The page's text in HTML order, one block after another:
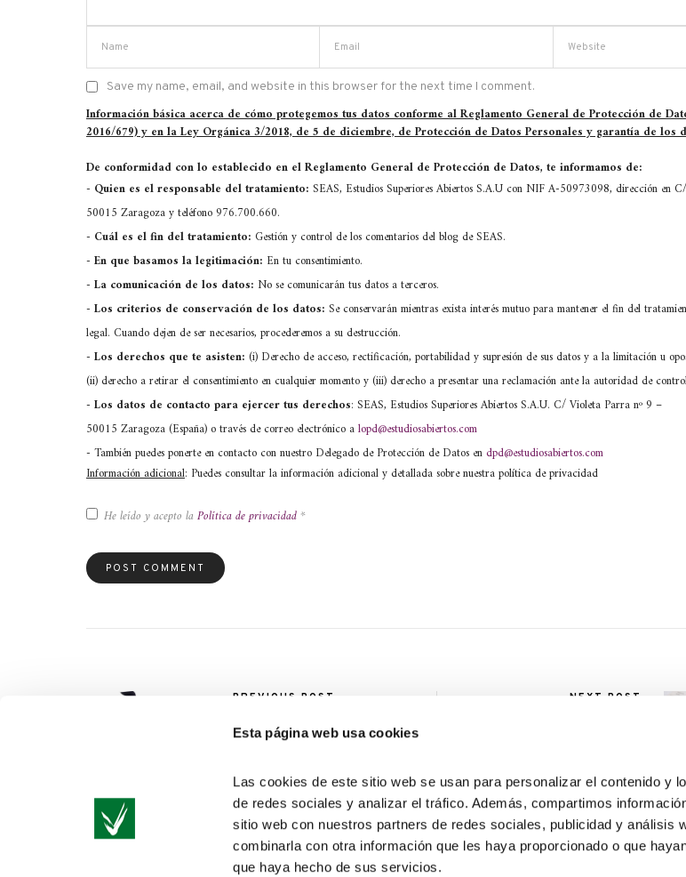
Esta página web usa cookies
Las cookies de este sitio web se usan para personalizar el contenido y
de redes sociales y analizar el tráfico. Además, compartimos
sitio web con nuestros partners de redes sociales, publicidad y análisis
combinarla con otra información que les haya proporcionado o que
que haya hecho de sus servicios.
Save my name, email, and website in this browser for the next time I comment.
Información básica acerca de cómo protegemos tus datos conforme al Reglamento General de Protección de
2016/679) y en la Ley Orgánica 3/2018, de 5 de diciembre, de Protección de Datos Personales y garantía de los
De conformidad con lo establecido en el Reglamento General de Protección de Datos, te informamos de:
- Quien es el responsable del tratamiento: SEAS, Estudios Superiores Abiertos S.A.U con NIF A-50973098, dirección en
50015 Zaragoza y teléfono 976.700.660.
- Cuál es el fin del tratamiento: Gestión y control de los comentarios del blog de SEAS.
- En que basamos la legitimación: En tu consentimiento.
- La comunicación de los datos: No se comunicarán tus datos a terceros.
- Los criterios de conservación de los datos: Se conservarán mientras exista interés mutuo para mantener el fin del
legal. Cuando dejen de ser necesarios, procederemos a su destrucción.
- Los derechos que te asisten: (i) Derecho de acceso, rectificación, portabilidad y supresión de sus datos y a la limitación u
(ii) derecho a retirar el consentimiento en cualquier momento y (iii) derecho a presentar una reclamación ante la autoridad de
- Los datos de contacto para ejercer tus derechos: SEAS, Estudios Superiores Abiertos S.A.U. C/ Violeta Parra nº 9 –
50015 Zaragoza (España) o través de correo electrónico alopd@estudiosabiertos.com
- También puedes ponerte en contacto con nuestro Delegado de Protección de Datos en dpd@estudiosabiertos.com
Información adicional: Puedes consultar la información adicional y detallada sobre nuestra política de privacidad
He leído y acepto la Política de privacidad *
PREVIOUS POST
iluminación escénica
NEXT POST